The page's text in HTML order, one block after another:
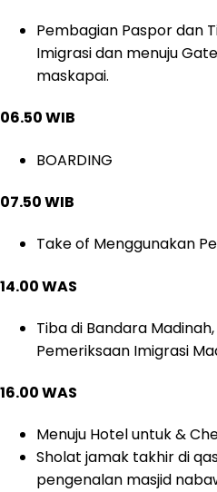
Pembagian Paspor dan
Imigrasi dan menuju
maskapai.
06.50 WIB
BOARDING
07.50 WIB
Take of Menggunakan
14.00 WAS
Tiba di Bandara
Pemeriksaan Imigrasi
16.00 WAS
Menuju Hotel untuk &
Sholat jamak takhir di
pengenalan masjid